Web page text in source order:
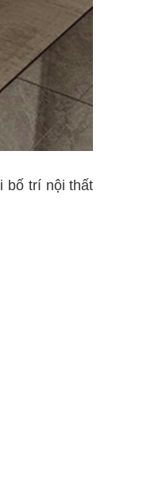
bố trí nội thất